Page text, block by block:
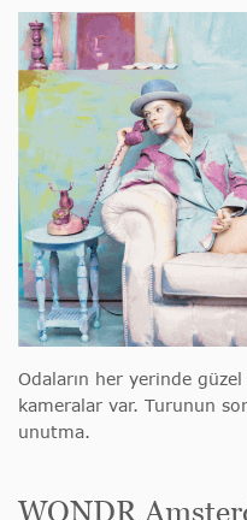
Odaların her yerinde
kameralar var. Turunun
unutma.
WONDR